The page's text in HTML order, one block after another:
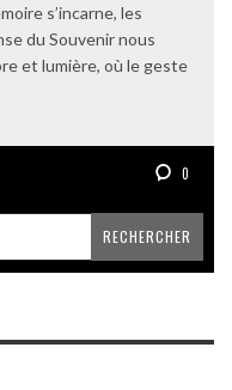
s’incarne, les
du Souvenir nous
et lumière, où le geste
0